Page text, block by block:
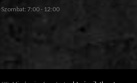
7:00 - 12:00